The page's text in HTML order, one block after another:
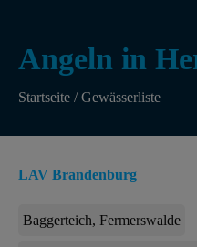
Angeln in
Startseite /Gewässerliste
LAV Brandenburg
Baggerteich, Fermerswalde